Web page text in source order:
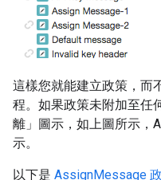
這樣您就能建立政策，而
程。如果政策未附加至任
離」圖示，如上圖所示，
示。
以下是 AssignMessage